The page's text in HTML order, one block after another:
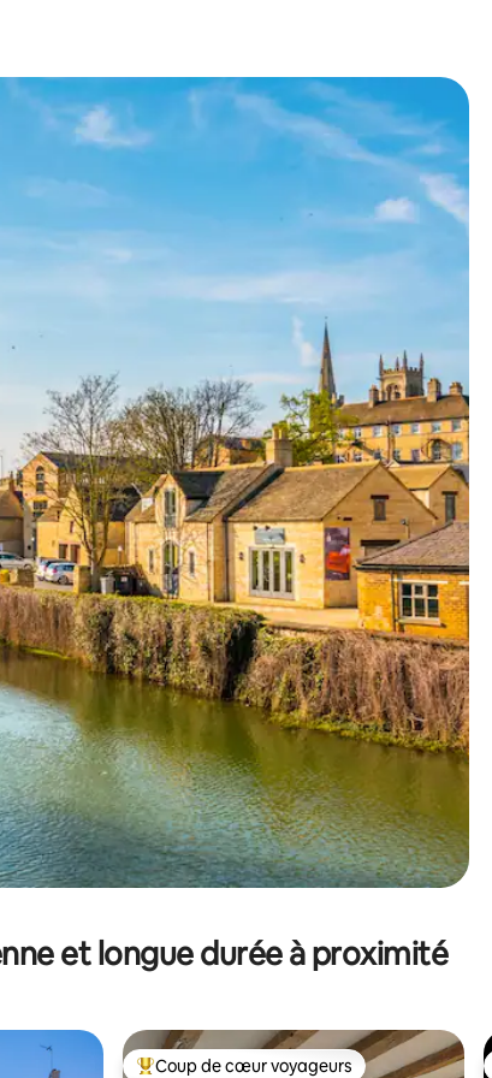
bas pour les parcourir ou en appuyant et en faisant glisser.
et longue durée à proximité
Coup de cœur voyageurs